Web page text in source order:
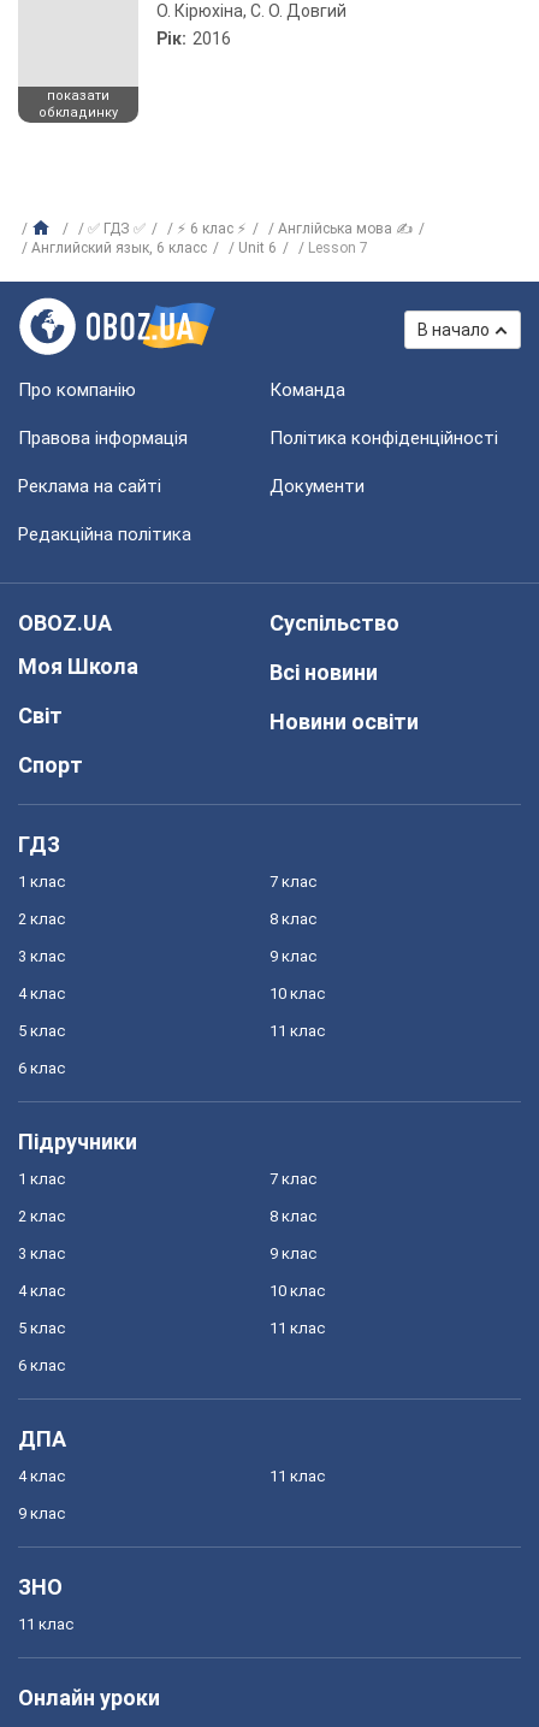
показати
обкладинку
О. Кірюхіна, С. О. Довгий
Рік: 2016
✅ ГДЗ ✅ ⚡ 6 клас ⚡
Англійська мова ✍
Английский язык, 6 класс
Unit 6 Lesson 7
В начало
Про компанію Команда
Правова інформація Політика конфіденційності
Реклама на сайті Документи
Редакційна політика
OBOZ.UA
Моя Школа
Світ
Спорт
Суспільство
Всі новини
Новини освіти
ГДЗ
1 клас
2 клас
3 клас
4 клас
5 клас
6 клас
7 клас
8 клас
9 клас
10 клас
11 клас
Підручники
1 клас
2 клас
3 клас
4 клас
5 клас
6 клас
7 клас
8 клас
9 клас
10 клас
11 клас
ДПА
4 клас
9 клас
11 клас
ЗНО
11 клас
Онлайн уроки